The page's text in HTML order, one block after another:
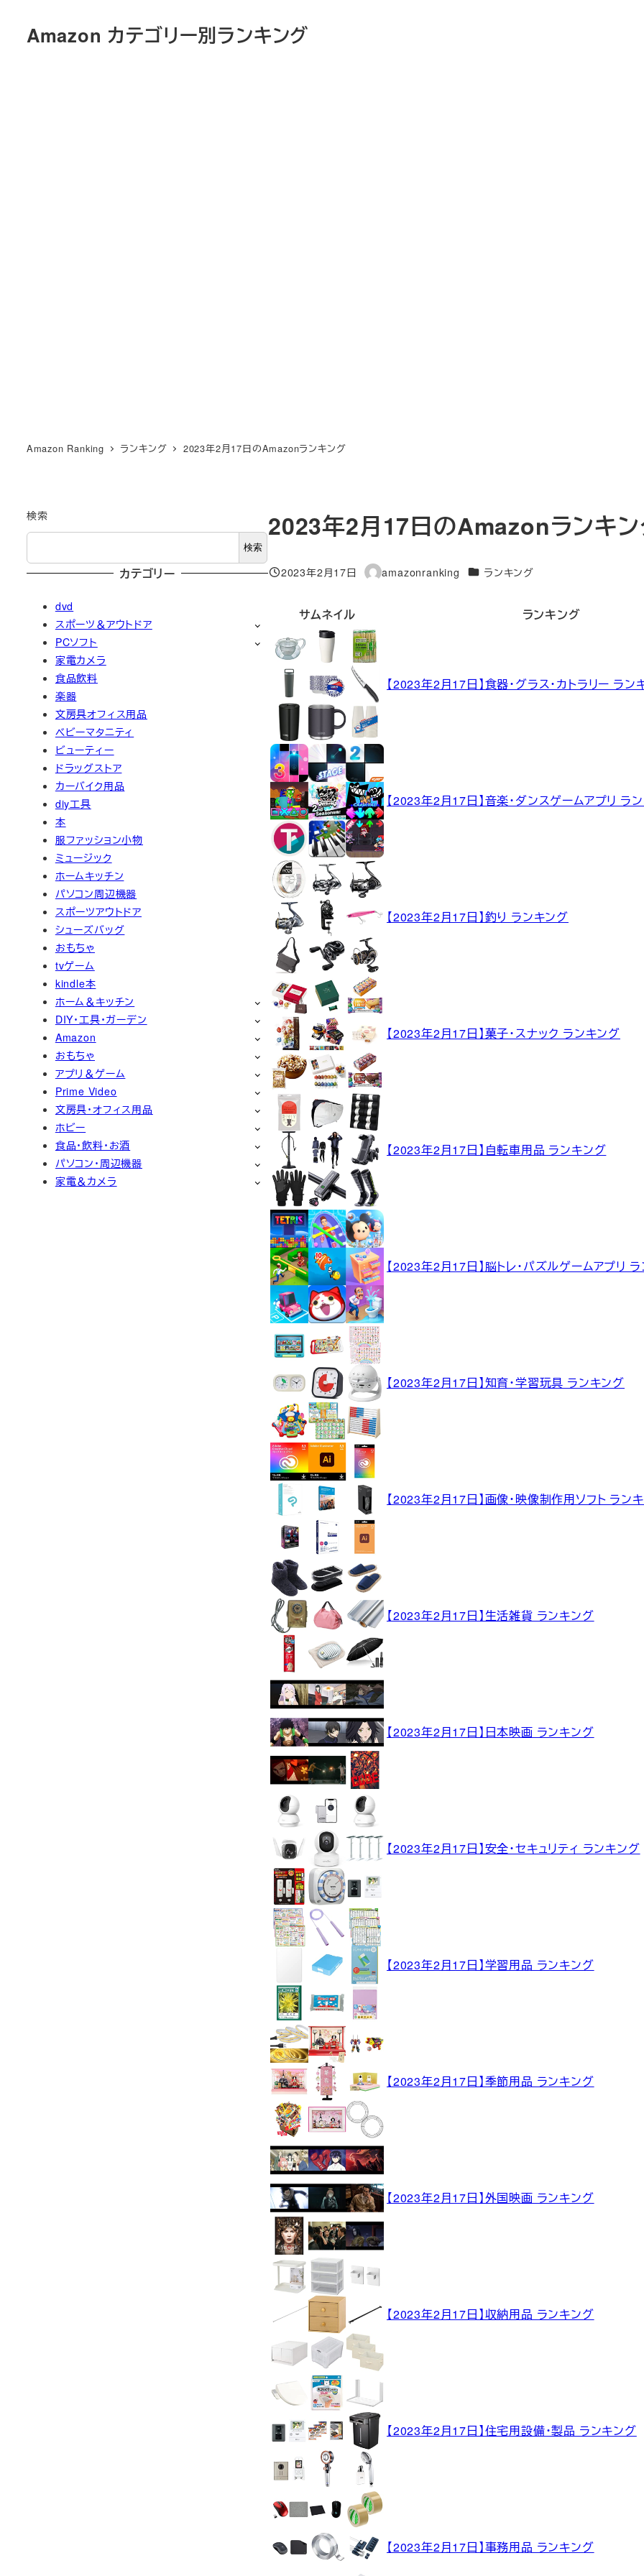
Amazon カテゴリー別ランキング
Amazon Ranking ランキング 2023年2月17日のAmazonランキング
2023年2月17日のAmazonランキ
投稿日
2023年2月17日
著
amazonranking カテゴリー
ランキング
サムネイル ランキング
【2023年2月17日】食器・グラス・カトラリー ラン
【2023年2月17日】音楽・ダンスゲームアプリ ラ
【2023年2月17日】釣り ランキング
【2023年2月17日】菓子・スナック ランキング
【2023年2月17日】自転車用品 ランキング
【2023年2月17日】脳トレ・パズルゲームアプリ
【2023年2月17日】知育・学習玩具 ランキング
【2023年2月17日】画像・映像制作用ソフト ラン
【2023年2月17日】生活雑貨 ランキング
【2023年2月17日】日本映画 ランキング
【2023年2月17日】安全・セキュリティ ランキング
【2023年2月17日】学習用品 ランキング
【2023年2月17日】季節用品 ランキング
【2023年2月17日】外国映画 ランキング
【2023年2月17日】収納用品 ランキング
【2023年2月17日】住宅用設備・製品 ランキング
【2023年2月17日】事務用品 ランキング
検索
検索
カテゴリー
dvd
スポーツ＆アウトドア
PCソフト
家電カメラ
食品飲料
楽器
文房具オフィス用品
ベビーマタニティ
ビューティー
ドラッグストア
カーバイク用品
diy工具
本
服ファッション小物
ミュージック
ホームキッチン
パソコン周辺機器
スポーツアウトドア
シューズバッグ
おもちゃ
tvゲーム
kindle本
ホーム＆キッチン
DIY・工具・ガーデン
Amazon
おもちゃ
アプリ＆ゲーム
Prime Video
文房具・オフィス用品
ホビー
食品・飲料・お酒
パソコン・周辺機器
家電＆カメラ